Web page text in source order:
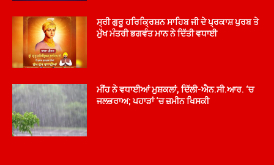
ਸ੍ਰੀ ਗੁਰੂ ਹਰਿਕ੍ਰਿਸ਼ਨ ਸਾਹਿਬ ਜੀ ਦੇ ਪ੍ਰਕਾਸ਼ ਪੁਰਬ ਤੇ
ਮੁੱਖ ਮੰਤਰੀ ਭਗਵੰਤ ਮਾਨ ਨੇ ਦਿੱਤੀ ਵਧਾਈ
ਮੀਂਹ ਨੇ ਵਧਾਈਆਂ ਮੁਸ਼ਕਲਾਂ, ਦਿੱਲੀ-ਐਨ.ਸੀ.ਆਰ. ‘ਚ
ਜਲਭਰਾਅ; ਪਹਾੜਾਂ ‘ਚ ਜ਼ਮੀਨ ਖਿਸਕੀ